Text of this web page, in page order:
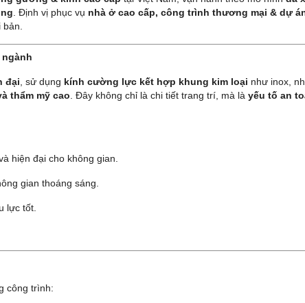
. Định vị phục vụ nhà ở cao cấp, công trình thương mại & dự
đại , sử dụng kính cường lực kết hợp khung kim loại như inox,
thẩm mỹ cao . Đây không chỉ là chi tiết trang trí, mà là yếu tố an
hiện đại cho không gian.
gian thoáng sáng.
lực tốt.
công trình: